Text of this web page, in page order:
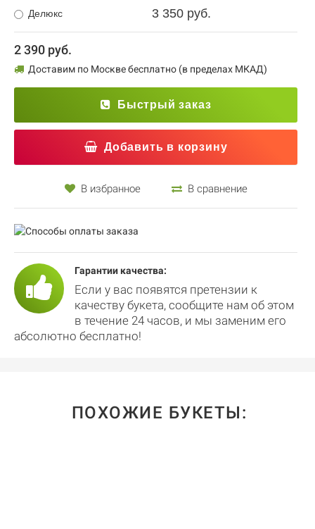
Делюкс 3 350 руб.
2 390 руб.
Доставим по Москве бесплатно (в пределах МКАД)
Быстрый заказ
Добавить в корзину
В избранное В сравнение
Гарантии качества:
Если у вас появятся претензии к
качеству букета, сообщите нам об этом
в течение 24 часов, и мы заменим его
абсолютно бесплатно!
ПОХОЖИЕ БУКЕТЫ: